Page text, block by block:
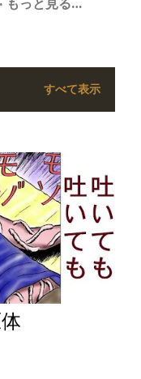
もっと見る…
すべて表示